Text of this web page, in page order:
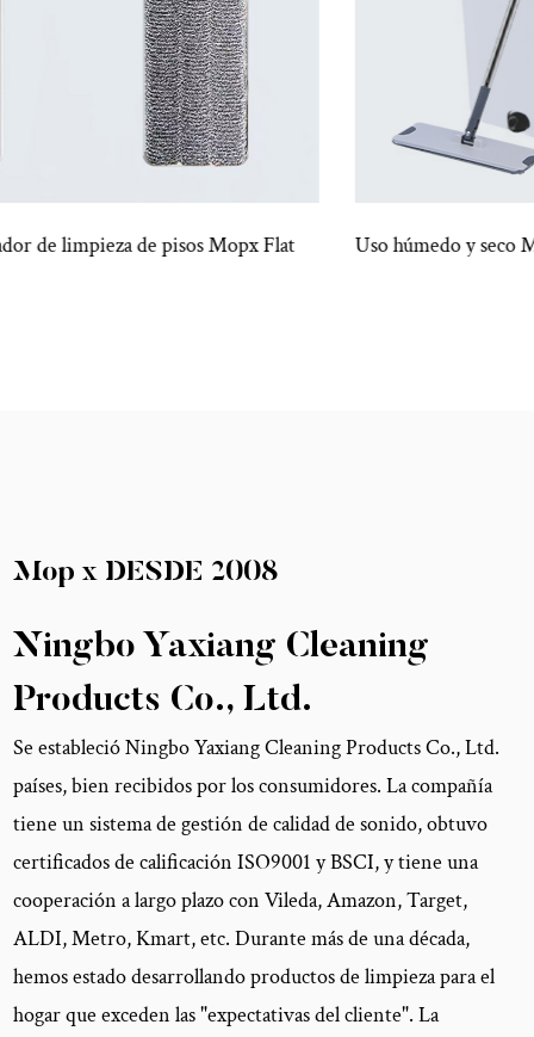
Uso húmedo y seco Mini Mini Flat Flat Bucket Set
Mop x DESDE 2008
Ningbo Yaxiang Cleaning
Products Co., Ltd.
Se estableció Ningbo Yaxiang Cleaning Products Co., Ltd.
países, bien recibidos por los consumidores. La compañía
tiene un sistema de gestión de calidad de sonido, obtuvo
certificados de calificación ISO9001 y BSCI, y tiene una
cooperación a largo plazo con Vileda, Amazon, Target,
ALDI, Metro, Kmart, etc. Durante más de una década,
hemos estado desarrollando productos de limpieza para el
hogar que exceden las "expectativas del cliente". La